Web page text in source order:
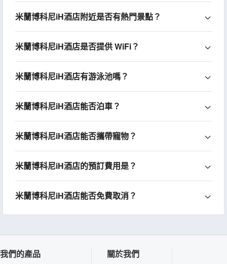
米蘭博科尼iH酒店附近是否有熱門景點？
米蘭博科尼iH酒店是否提供 WiFi？
米蘭博科尼iH酒店有游泳池嗎？
米蘭博科尼iH酒店能否泊車？
米蘭博科尼iH酒店能否攜帶寵物？
米蘭博科尼iH酒店的預訂費用是？
米蘭博科尼iH酒店能否免費取消？
我們的產品 關於我們